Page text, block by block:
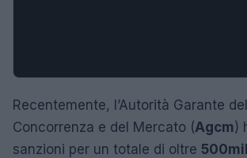
Recentemente, l’Autorità Garante
Concorrenza e del Mercato (Agcm)
sanzioni per un totale di oltre